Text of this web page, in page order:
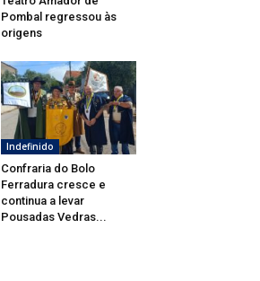
Pombal regressou às
origens
Indefinido
Confraria do Bolo
Ferradura cresce e
continua a levar
Pousadas Vedras...